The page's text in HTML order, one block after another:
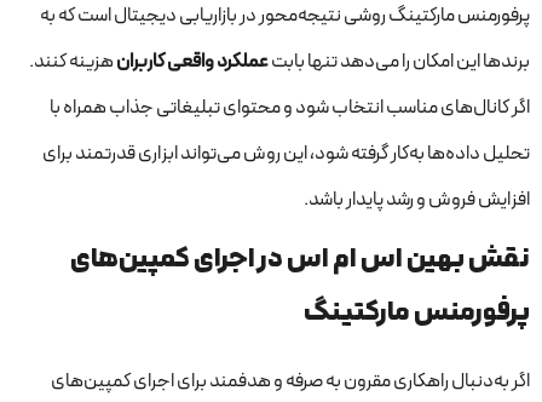
پرفورمنس مارکتینگ روشی نتیجه‌محور در بازاریابی دیجیتال است که به
برندها این امکان را می‌دهد تنها بابتعملکرد واقعی کاربرانهزینه کنند.
اگر کانال‌های مناسب انتخاب شود و محتوای تبلیغاتی جذاب همراه با
تحلیل داده‌ها به‌کار گرفته شود، این روش می‌تواند ابزاری قدرتمند برای
افزایش فروش و رشد پایدار باشد.
نقش بهین اس ام اس در اجرای کمپین‌های
پرفورمنس مارکتینگ
اگر به‌دنبال راهکاری مقرون به صرفه و هدفمند برای اجرای کمپین‌های